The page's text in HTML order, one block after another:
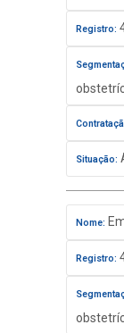
Registro:
Situação:
Nome:
Registro: